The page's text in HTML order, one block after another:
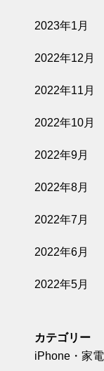
2023年1月
2022年12月
2022年11月
2022年10月
2022年9月
2022年8月
2022年7月
2022年6月
2022年5月
カテゴリー
iPhone・家電